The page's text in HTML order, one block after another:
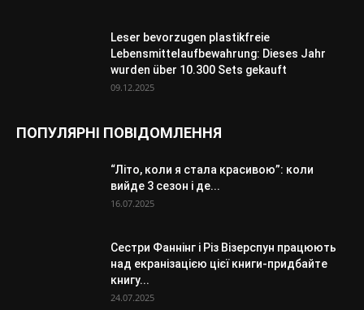
Leser bevorzugen plastikfreie
Lebensmittelaufbewahrung: Dieses Jahr
wurden über 10.300 Sets gekauft
09.12.2025
ПОПУЛЯРНІ ПОВІДОМЛЕННЯ
“Літо, коли я стала красивою”: коли
вийде 3 сезон і де...
16.07.2025
Сестри Фаннінг і Різ Візерспун працюють
над екранізацією цієї книги-придбайте
книгу...
24.07.2025